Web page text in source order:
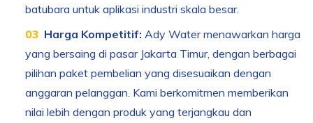
batubara untuk aplikasi industri skala besar.
Harga Kompetitif: Ady Water menawarkan harga
yang bersaing di pasar Jakarta Timur, dengan berbagai
pilihan paket pembelian yang disesuaikan dengan
anggaran pelanggan. Kami berkomitmen memberikan
nilai lebih dengan produk yang terjangkau dan